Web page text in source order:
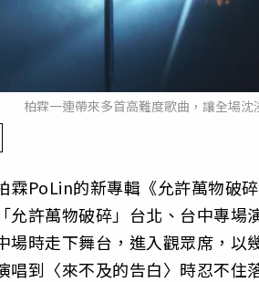
柏霖一連帶來多首高難度歌曲，讓全場沈
霖PoLin的新專輯《允許萬物破
允許萬物破碎」台北、台中專
場時走下舞台，進入觀眾席，
唱到〈來不及的告白〉時忍不